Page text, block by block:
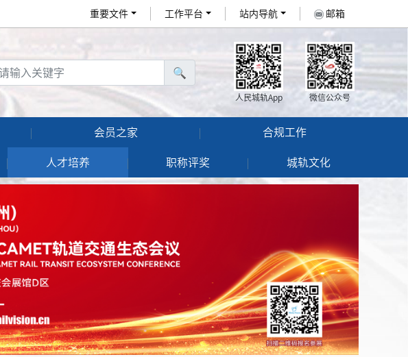
重要文件 工作平台 站内导航 邮箱
🔍
人民城轨App 微信公众号
会员之家 合规工作
人才培养 职称评奖 城轨文化